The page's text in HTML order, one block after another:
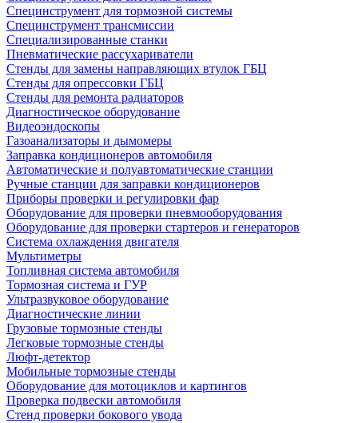
Специнструмент для тормозной системы
Специнструмент трансмиссии
Специализированные станки
Пневматические рассухариватели
Стенды для замены направляющих втулок ГБЦ
Стенды для опрессовки ГБЦ
Стенды для ремонта радиаторов
Диагностическое оборудование
Видеоэндоскопы
Газоанализаторы и дымомеры
Заправка кондиционеров автомобиля
Автоматические и полуавтоматические станции
Ручные станции для заправки кондиционеров
Приборы проверки и регулировки фар
Оборудование для проверки пневмооборудования
Оборудование для проверки стартеров и генераторов
Система охлаждения двигателя
Мультиметры
Топливная система автомобиля
Тормозная система и ГУР
Ультразвуковое оборудование
Диагностические линии
Грузовые тормозные стенды
Легковые тормозные стенды
Люфт-детектор
Мобильные тормозные стенды
Оборудование для мотоциклов и картингов
Проверка подвески автомобиля
Стенд проверки бокового увода